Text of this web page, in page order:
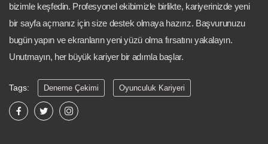
bizimle keşfedin. Profesyonel ekibimizle birlikte, kariyerinizde yeni
bir sayfa açmanız için size destek olmaya hazırız. Başvurunuzu
bugün yapın ve ekranların yeni yüzü olma fırsatını yakalayın.
Unutmayın, her büyük kariyer bir adımla başlar.
Tags: Deneme Çekimi Oyunculuk Kariyeri
Oyuncu Olmak